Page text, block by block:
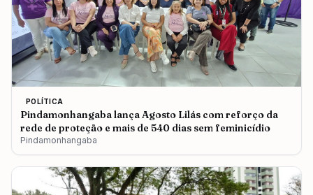
POLÍTICA
Pindamonhangaba lança Agosto Lilás com reforço da
rede de proteção e mais de 540 dias sem feminicídio
Pindamonhangaba